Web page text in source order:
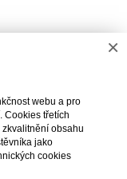
×
webu a pro
Cookies třetích
obsahu
jako
cookies